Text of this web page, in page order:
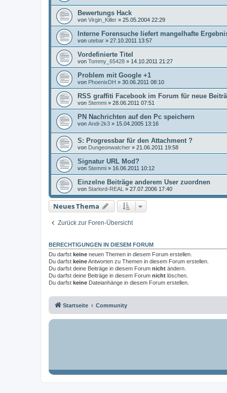
Bewertungs Hack
von Virgin_Killer » 25.05.2004 22:29
Interne Forensuche liefert mangelhafte
von utebar » 27.10.2011 13:57
Vordefinierte Titel
von Tommy_65428 » 14.10.2011 21:27
Problem mit Google +1
von PhoenixDH » 30.06.2011 08:10
RSS graffiti Facebook im Forum für neue
von Stemmi » 28.06.2011 07:51
PN Nachrichten auf den Pc speichern
von Andi-2k3 » 15.04.2005 13:16
S: Progressbar für den Attachment ?
von Dungeonwatcher » 21.06.2011 19:58
Signatur URL Mod?
von Stemmi » 16.06.2011 10:12
Einzelne Beiträge anderem User zuordnen
von Starlord-REAL » 27.07.2006 17:40
Neues Thema
Zurück zur Foren-Übersicht
BERECHTIGUNGEN IN DIESEM FORUM
Du darfst keine neuen Themen in diesem Forum erstellen.
Du darfst keineAntworten zu Themen in diesem Forum erstellen.
Du darfst deine Beiträge in diesem Forum nicht ändern.
Du darfst deine Beiträge in diesem Forum nicht löschen.
Du darfst keine Dateianhänge in diesem Forum erstellen.
Startseite Community